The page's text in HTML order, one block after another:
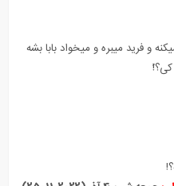
و فرید میبره و میخواد بابا بشه
کی؟!ً